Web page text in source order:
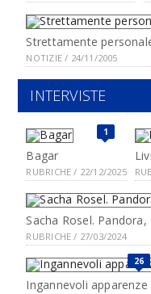
Strettamente
NOTIZIE / 24/11/2005
INTERVISTE
1
Bagar
RUBRICHE / 22/12/2025
Sacha Rosel. Pandora,
RUBRICHE / 27/03/2024
26
Ingannevoli apparenze